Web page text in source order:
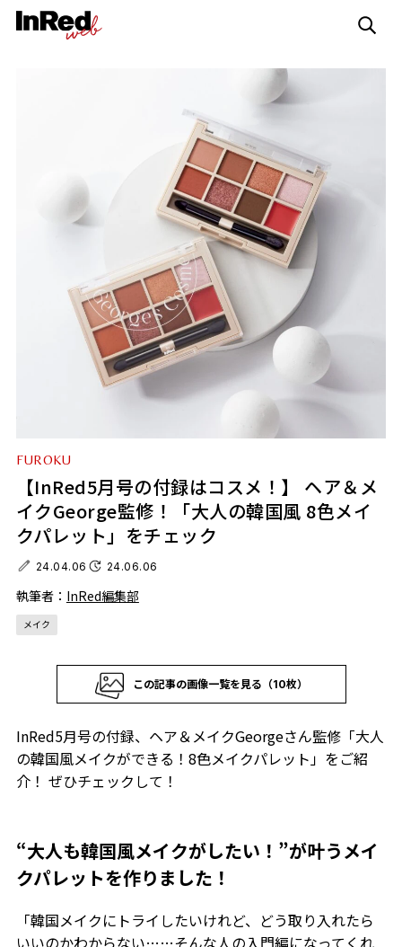
FUROKU
【InRed5月号の付録はコスメ！】 ヘア＆メ
イクGeorge監修！「大人の韓国風 8色メイ
クパレット」をチェック
24.04.06 24.06.06
執筆者： InRed編集部
メイク
この記事の画像一覧を見る（10枚）
InRed5月号の付録、ヘア＆メイクGeorgeさん監修「大人
の韓国風メイクができる！8色メイクパレット」をご紹
介！ ぜひチェックして！
“大人も韓国風メイクがしたい！”が叶うメイ
クパレットを作りました！
「韓国メイクにトライしたいけれど、どう取り入れたら
いいのかわからない……そんな人の入門編になってくれ